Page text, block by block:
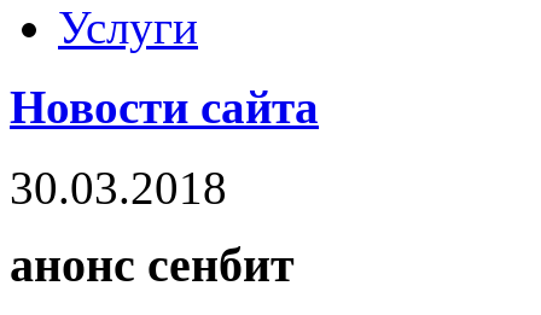
Услуги
Новости сайта
30.03.2018
анонс сенбит